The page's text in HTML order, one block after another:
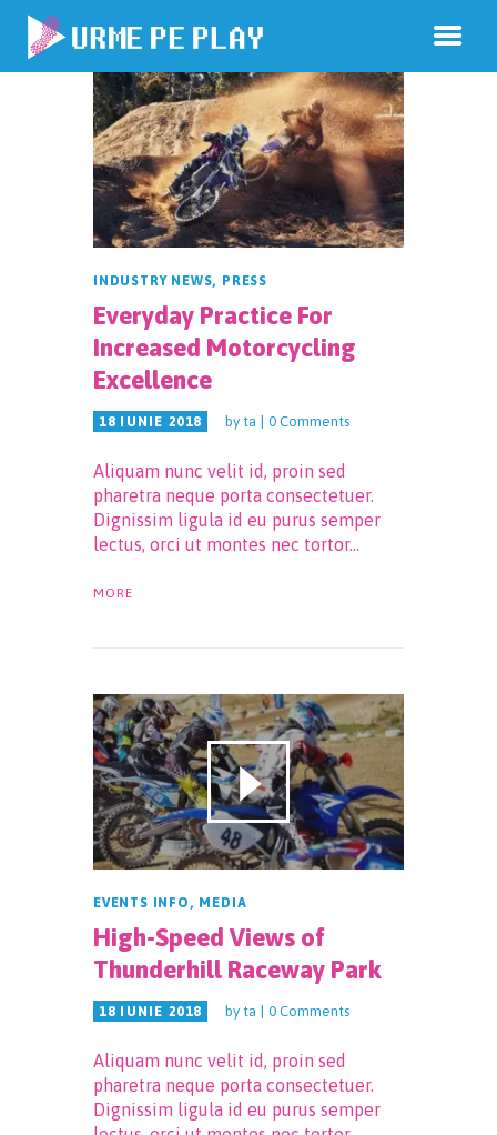
INDUSTRY NEWS, PRESS
Everyday Practice For
Increased Motorcycling
Excellence
18 IUNIE 2018 by ta 0 Comments
Aliquam nunc velit id, proin sed
pharetra neque porta consectetuer.
Dignissim ligula id eu purus semper
lectus, orci ut montes nec tortor…
MORE
EVENTS INFO , MEDIA
High-Speed Views of
Thunderhill Raceway Park
18 IUNIE 2018 by ta 0 Comments
Aliquam nunc velit id, proin sed
pharetra neque porta consectetuer.
Dignissim ligula id eu purus semper